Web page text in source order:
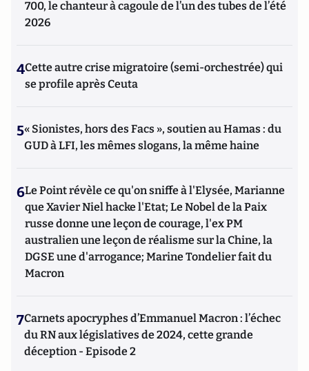
700, le chanteur à cagoule de l’un des tubes de l’été
2026
4Cette autre crise migratoire (semi-orchestrée) qui
se profile après Ceuta
5« Sionistes, hors des Facs », soutien au Hamas : du
GUD à LFI, les mêmes slogans, la même haine
6Le Point révèle ce qu'on sniffe à l'Elysée, Marianne
que Xavier Niel hacke l'Etat; Le Nobel de la Paix
russe donne une leçon de courage, l'ex PM
australien une leçon de réalisme sur la Chine, la
DGSE une d'arrogance; Marine Tondelier fait du
Macron
7Carnets apocryphes d’Emmanuel Macron : l’échec
du RN aux législatives de 2024, cette grande
déception - Episode 2